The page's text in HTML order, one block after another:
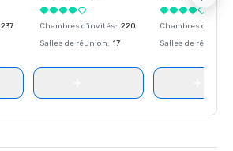
237
Chambres d'invités: 220
Salles de réunion: 17
Chambres
Salles de réunion